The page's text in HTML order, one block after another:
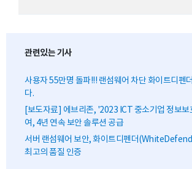
관련있는 기사
사용자 55만명 돌파!!! 랜섬웨어 차단 화이트디펜
다.
[보도자료] 에브리존, '2023 ICT 중소기업 정보보
여, 4년 연속 보안 솔루션 공급
서버 랜섬웨어 보안, 화이트디펜더
최고의 품질 인증